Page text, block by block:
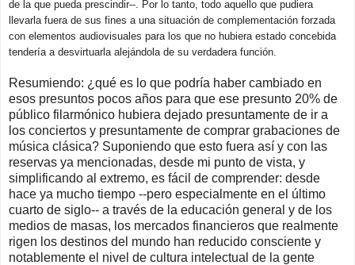
de la que pueda prescindir--. Por lo tanto, todo aquello que pudiera
llevarla fuera de sus fines a una situación de complementación forzada
con elementos audiovisuales para los que no hubiera estado concebida
tendería a desvirtuarla alejándola de su verdadera función.
Resumiendo: ¿qué es lo que podría haber cambiado en
esos presuntos pocos años para que ese presunto 20% de
público filarmónico hubiera dejado presuntamente de ir a
los conciertos y presuntamente de comprar grabaciones de
música clásica? Suponiendo que esto fuera así y con las
reservas ya mencionadas, desde mi punto de vista, y
simplificando al extremo, es fácil de comprender: desde
hace ya mucho tiempo --pero especialmente en el último
cuarto de siglo-- a través de la educación general y de los
medios de masas, los mercados financieros que realmente
rigen los destinos del mundo han reducido consciente y
notablemente el nivel de cultura intelectual de la gente